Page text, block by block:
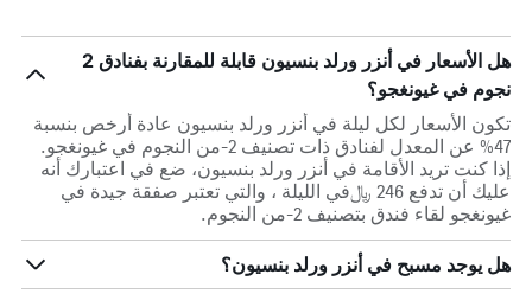
هل الأسعار في أنزر ورلد بنسيون قابلة للمقارنة بفنادق 2
نجوم في غيونغجو؟
تكون الأسعار لكل ليلة في أنزر ورلد بنسيون عادة أرخص بنسبة
47% عن المعدل لفنادق ذات تصنيف 2-من النجوم في غيونغجو.
إذا كنت تريد الأقامة في أنزر ورلد بنسيون، ضع في اعتبارك أنه
عليك أن تدفع 246 ﷼في الليلة ، والتي تعتبر صفقة جيدة في
غيونغجو لقاء فندق بتصنيف 2-من النجوم.
هل يوجد مسبح في أنزر ورلد بنسيون؟